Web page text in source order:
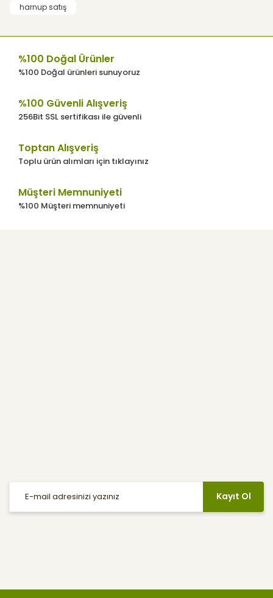
Ürün bilgilerinde hatalar bulunuyor.
harnup satış
%100 Doğal Ürünler
%100 Doğal ürünleri sunuyoruz
%100 Güvenli Alışveriş
256Bit SSL sertifikası ile güvenli
Toptan Alışveriş
Toplu ürün alımları için tıklayınız
Müşteri Memnuniyeti
%100 Müşteri memnuniyeti
Kayıt Ol